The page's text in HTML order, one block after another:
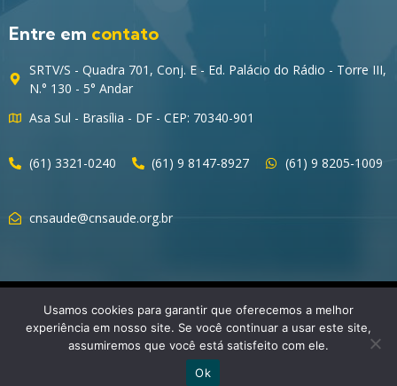
Entre em contato
SRTV/S - Quadra 701, Conj. E - Ed. Palácio do Rádio - Torre III,
N.° 130 - 5° Andar
Asa Sul - Brasília - DF - CEP: 70340-901
(61) 3321-0240 (61) 9 8147-8927 (61) 9 8205-1009
cnsaude@cnsaude.org.br
Usamos cookies para garantir que oferecemos a melhor
experiência em nosso site. Se você continuar a usar este site,
assumiremos que você está satisfeito com ele.
Ok